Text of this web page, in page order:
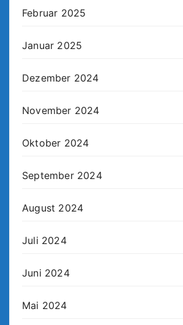
Februar 2025
Januar 2025
Dezember 2024
November 2024
Oktober 2024
September 2024
August 2024
Juli 2024
Juni 2024
Mai 2024